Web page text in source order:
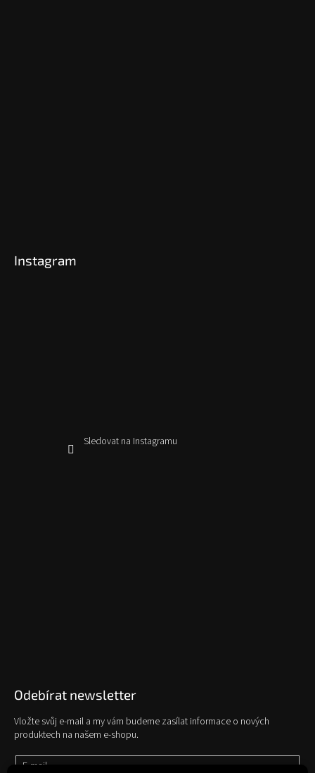
Instagram
Sledovat na Instagramu
Odebírat newsletter
Vložte svůj e-mail a my vám budeme zasílat informace o nových
produktech na našem e-shopu.
E-mail